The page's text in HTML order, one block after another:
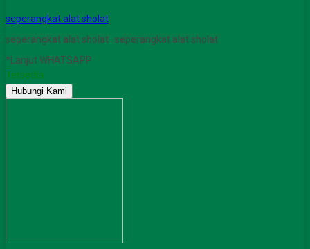
seperangkat alat sholat
seperangkat alat sholat seperangkat alat sholat
*Lanjut WHATSAPP
Tersedia
Hubungi Kami